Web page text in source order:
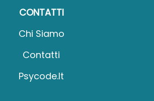
CONTATTI
Chi Siamo
Contatti
Psycode.it